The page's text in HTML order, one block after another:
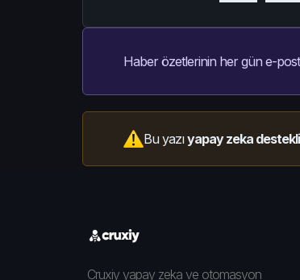
Haber özetlerinin her gün e-
Bu yazıyapay zeka
Cruxiy yapay zeka ve otomasyon